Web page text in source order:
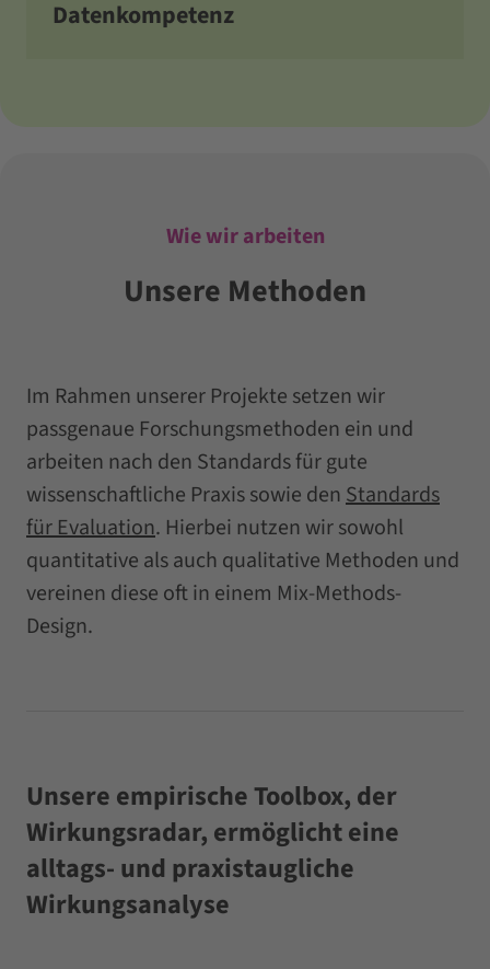
Datenkompetenz
Wie wir arbeiten
Unsere Methoden
Im Rahmen unserer Projekte setzen wir
passgenaue Forschungsmethoden ein und
arbeiten nach den Standards für gute
wissenschaftliche Praxis sowie denStandards
für Evaluation. Hierbei nutzen wir sowohl
quantitative als auch qualitative Methoden und
vereinen diese oft in einem Mix-Methods-
Design.
Unsere empirische Toolbox, der
Wirkungsradar, ermöglicht eine
alltags- und praxistaugliche
Wirkungsanalyse